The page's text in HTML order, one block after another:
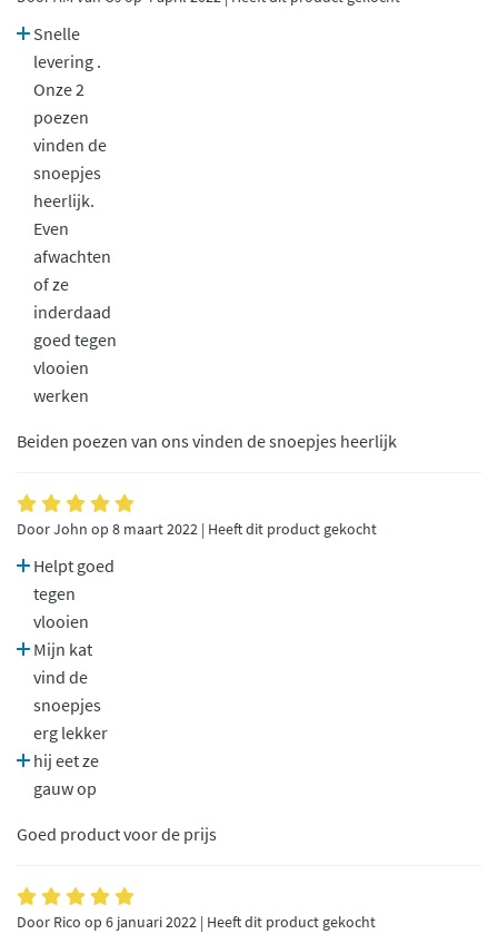
Snelle
levering .
Onze 2
poezen
vinden de
snoepjes
heerlijk.
Even
afwachten
of ze
inderdaad
goed tegen
vlooien
werken
Beiden poezen van ons vinden de snoepjes heerlijk
Door John op 8 maart 2022 | Heeft dit product gekocht
Helpt goed
tegen
vlooien
Mijn kat
vind de
snoepjes
erg lekker
hij eet ze
gauw op
Goed product voor de prijs
Door Rico op 6 januari 2022 | Heeft dit product gekocht